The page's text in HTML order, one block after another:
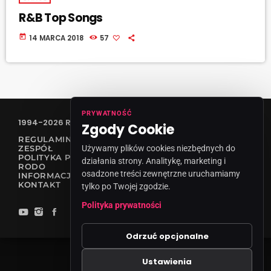
R&B Top Songs
today 14 MARCA 2018 57
1994-2026 RADIO VANESSA SPÓŁKA Z O.O
REGULAMIN KONKURSÓW
ZESPÓŁ
POLITYKA PRYWATNOŚCI
RODO
INFORMACJA O NADAWCY
KONTAKT
PRYWATNOŚĆ
Zgody Cookie
Używamy plików cookies niezbędnych do
działania strony. Analitykę, marketing i
osadzone treści zewnętrzne uruchamiamy
tylko po Twojej zgodzie.
Polityka prywatności
Odrzuć opcjonalne
Ustawienia
Zgody cookies